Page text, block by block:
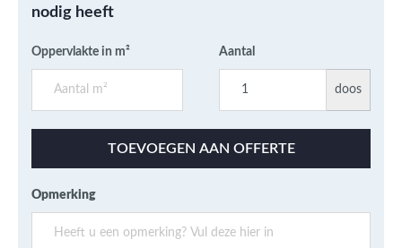
nodig heeft
Oppervlakte in m² Aantal
doos
TOEVOEGEN AAN OFFERTE
Opmerking